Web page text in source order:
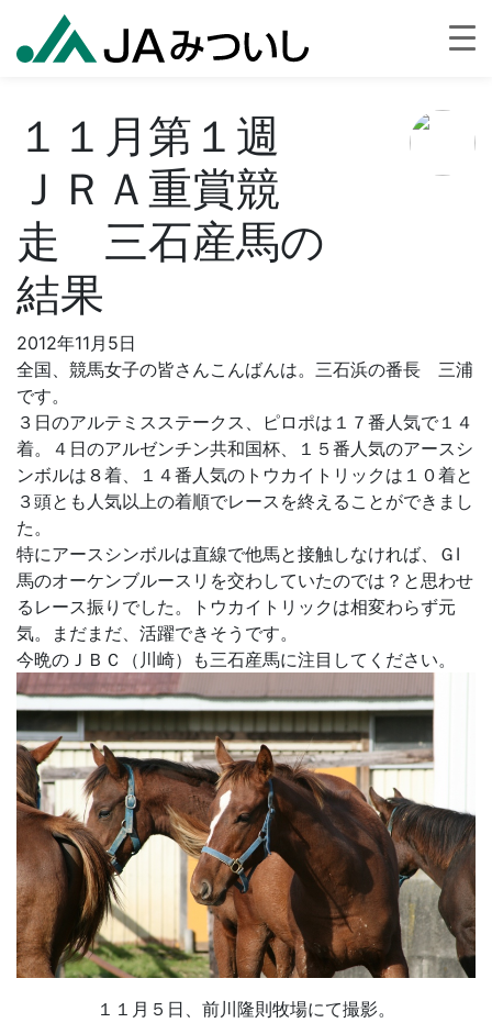
１１月第１週
ＪＲＡ重賞競
走 三石産馬の
結果
2012年11月5日
全国、競馬女子の皆さんこんばんは。三石浜の番長 三浦
です。
３日のアルテミスステークス、ピロポは１７番人気で１４
着。４日のアルゼンチン共和国杯、１５番人気のアースシ
ンボルは８着、１４番人気のトウカイトリックは１０着と
３頭とも人気以上の着順でレースを終えることができまし
た。
特にアースシンボルは直線で他馬と接触しなければ、ＧⅠ
馬のオーケンブルースリを交わしていたのでは？と思わせ
るレース振りでした。トウカイトリックは相変わらず元
気。まだまだ、活躍できそうです。
今晩のＪＢＣ（川崎）も三石産馬に注目してください。
１１月５日、前川隆則牧場にて撮影。